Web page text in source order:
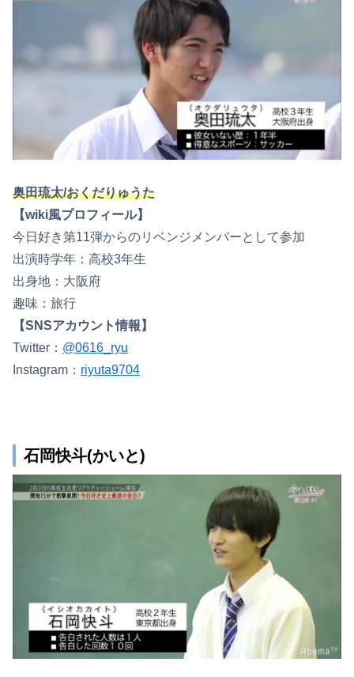
奥田琉太/おくだりゅうた
【wiki風プロフィール】
今日好き第11弾からのリベンジメンバーとして参加
出演時学年：高校3年生
出身地：大阪府
趣味：旅行
【SNSアカウント情報】
Twitter： @0616_ryu
Instagram： riyuta9704
石岡快斗(かいと)